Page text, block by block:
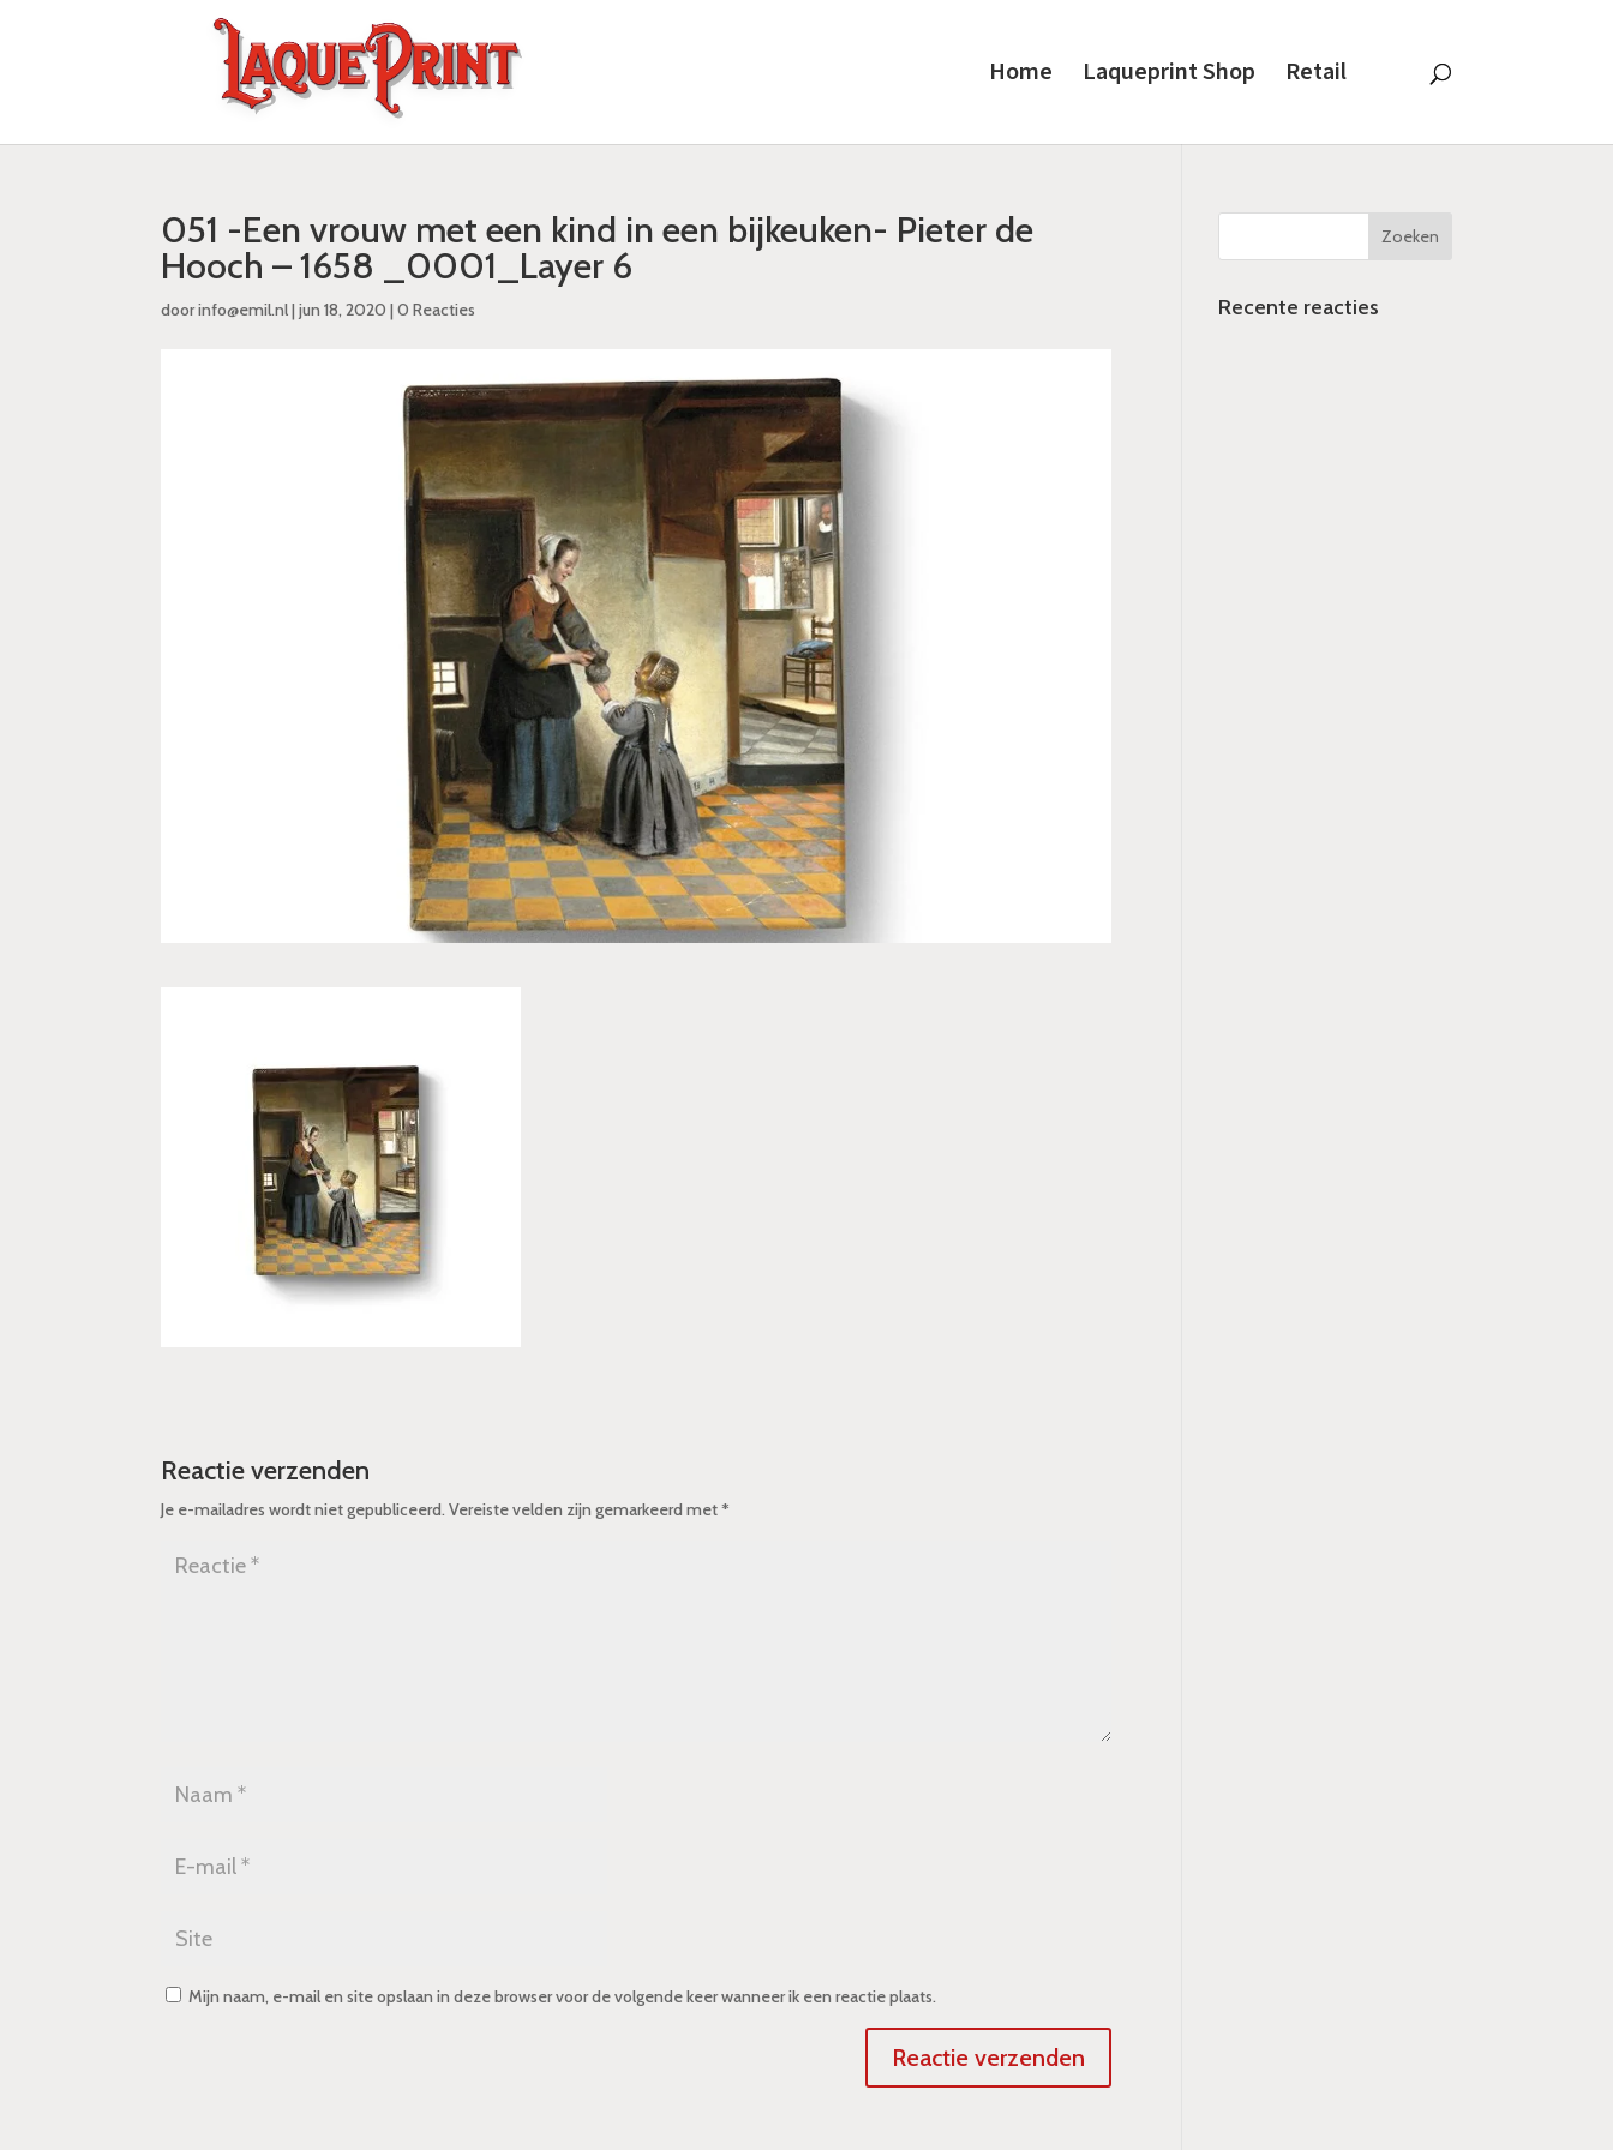
Home Laqueprint Shop Retail
051 -Een vrouw met een kind in een bijkeuken- Pieter de
Hooch – 1658 _0001_Layer 6
doorinfo@emil.nl|jun 18, 2020 |0 Reacties
Reactie verzenden
Je e-mailadres wordt niet gepubliceerd. Vereiste velden zijn gemarkeerd met*
Mijn naam, e-mail en site opslaan in deze browser voor de volgende keer wanneer ik een reactie plaats.
Recente reacties